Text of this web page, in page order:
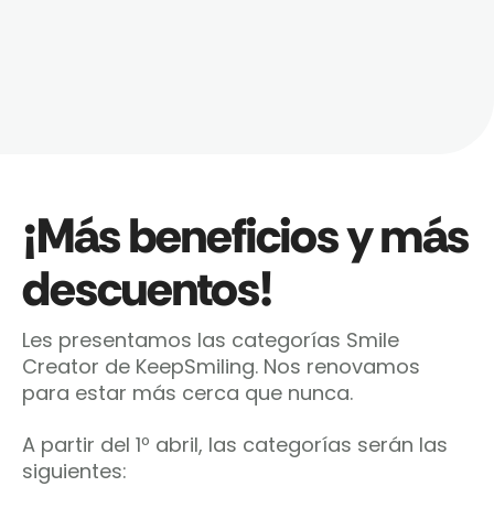
¡Más beneficios y más
descuentos!
Les presentamos las categorías Smile
Creator de KeepSmiling. Nos renovamos
para estar más cerca que nunca.
A partir del 1º abril, las categorías serán las
siguientes: